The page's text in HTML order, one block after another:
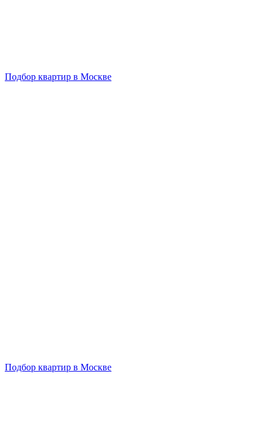
Подбор квартир в Москве
Подбор квартир в Москве